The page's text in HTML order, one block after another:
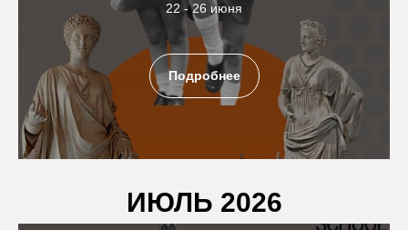
22 - 26 июня
Подробнее
ИЮЛЬ 2026